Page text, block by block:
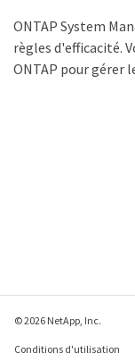
ONTAP System
règles d'efficacité.
ONTAP pour gérer
© 2026 NetApp, Inc.
Conditions d'utilisation